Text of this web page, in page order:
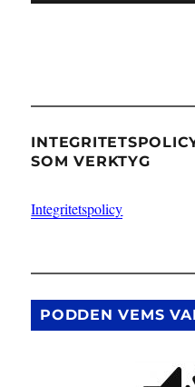
SOM VERKTYG
Integritetspolicy
PODDEN VEMS